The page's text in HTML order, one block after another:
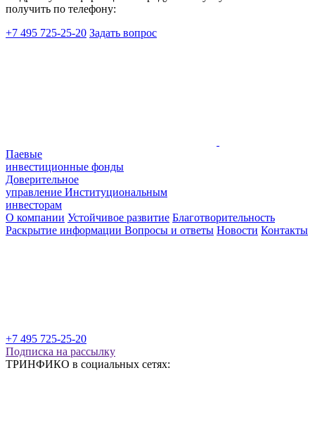
получить по телефону:
+7 495 725-25-20 Задать вопрос
Паевые
инвестиционные фонды
Доверительное
управление Институциональным
инвесторам
О компании Устойчивое развитие Благотворительность
Раскрытие информации Вопросы и ответы Новости Контакты
+7 495 725-25-20
Подписка на рассылку
ТРИНФИКО в социальных сетях: